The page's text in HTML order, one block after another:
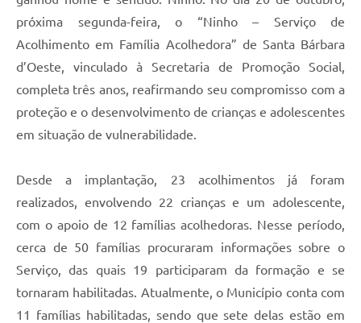
Plano de Contratações Anuais
próxima segunda-feira, o “Ninho – Serviço de
Acolhimento em Família Acolhedora” de Santa Bárbara
d’Oeste, vinculado à Secretaria de Promoção Social,
completa três anos, reafirmando seu compromisso com a
proteção e o desenvolvimento de crianças e adolescentes
em situação de vulnerabilidade.
Desde a implantação, 23 acolhimentos já foram
realizados, envolvendo 22 crianças e um adolescente,
com o apoio de 12 famílias acolhedoras. Nesse período,
cerca de 50 famílias procuraram informações sobre o
Serviço, das quais 19 participaram da formação e se
tornaram habilitadas. Atualmente, o Município conta com
11 famílias habilitadas, sendo que sete delas estão em